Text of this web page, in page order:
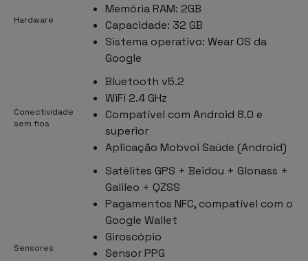
Hardware
Memória RAM: 2GB
Capacidade: 32 GB
Sistema operativo: Wear OS da
Google
Conectividade
sem fios
Bluetooth v5.2
WiFi 2.4 GHz
Compatível com Android 8.0 e
superior
Aplicação Mobvoi Saúde (Android)
Sensores
Satélites GPS + Beidou + Glonass +
Galileo + QZSS
Pagamentos NFC, compatível com o
Google Wallet
Giroscópio
Sensor PPG